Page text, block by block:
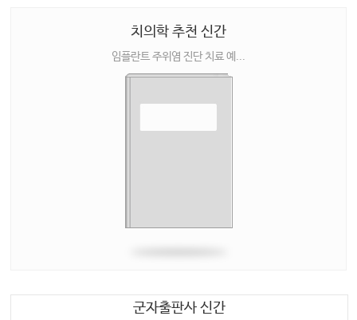
치의학 추천 신간
임플란트 주위염 진단 치료 예...
군자출판사 신간